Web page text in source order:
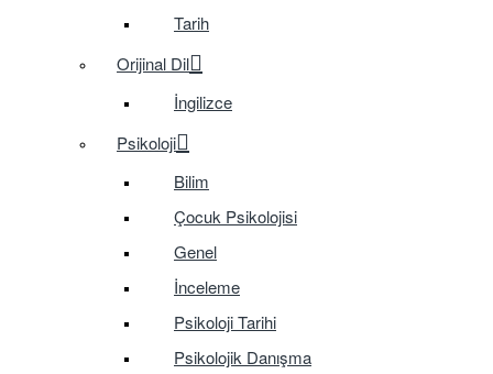
Tarih
Orijinal Dil
İngilizce
Psikoloji
Bilim
Çocuk Psikolojisi
Genel
İnceleme
Psikoloji Tarihi
Psikolojik Danışma